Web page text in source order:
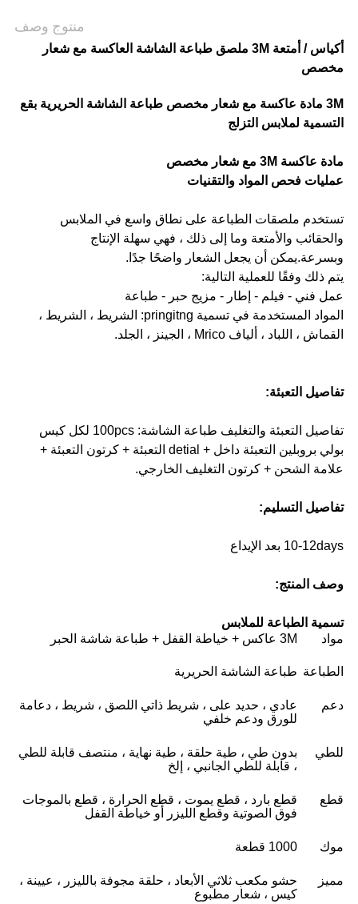
منتوج وصف
أكياس / أمتعة 3M ملصق طباعة الشاشة العاكسة مع شعار
مخصص
3M مادة عاكسة مع شعار مخصص طباعة الشاشة الحريرية بقع
التسمية لملابس التزلج
مادة عاكسة 3M مع شعار مخصص
عمليات فحص المواد والتقنيات
تستخدم ملصقات الطباعة على نطاق واسع في الملابس
والحقائب والأمتعة وما إلى ذلك ، فهي سهلة الإنتاج
وبسرعة.يمكن أن يجعل الشعار واضحًا جدًا.
يتم ذلك وفقًا للعملية التالية:
عمل فني - فيلم - إطار - مزيج حبر - طباعة
المواد المستخدمة في تسمية pringitng: الشريط ، الشريط ،
القماش ، اللباد ، ألياف Mrico ، الجينز ، الجلد.
تفاصيل التعبئة:
تفاصيل التعبئة والتغليف طباعة الشاشة: 100pcs لكل كيس
بولي بروبلين التعبئة داخل + detial التعبئة + كرتون التعبئة +
علامة الشحن + كرتون التغليف الخارجي.
تفاصيل التسليم:
10-12days بعد الإيداع
وصف المنتج:
تسمية الطباعة للملابس
مواد
3M عاكس + خياطة القفل + طباعة شاشة الحبر
الطباعة طباعة الشاشة الحريرية
دعم
عادي ، حديد على ، شريط ذاتي اللصق ، شريط ، دعامة
للورق ودعم خلفي
للطي
بدون طي ، طية حلقة ، طية نهاية ، منتصف قابلة للطي
، قابلة للطي الجانبي ، إلخ
قطع
قطع بارد ، قطع يموت ، قطع الحرارة ، قطع بالموجات
فوق الصوتية وقطع الليزر أو خياطة القفل
موك 1000 قطعة
مميز
حشو مكعب ثلاثي الأبعاد ، حلقة مجوفة بالليزر ، عيينة ،
كيس ، شعار مطبوع